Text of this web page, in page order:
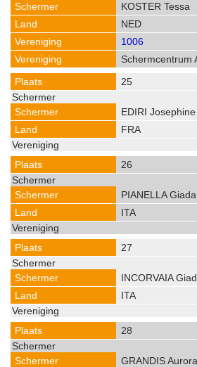
KOSTER Tessa
NED
1006
Schermcentrum
25
EDIRI Josephine
FRA
26
PIANELLA Giada
ITA
27
INCORVAIA
ITA
28
GRANDIS Aurora